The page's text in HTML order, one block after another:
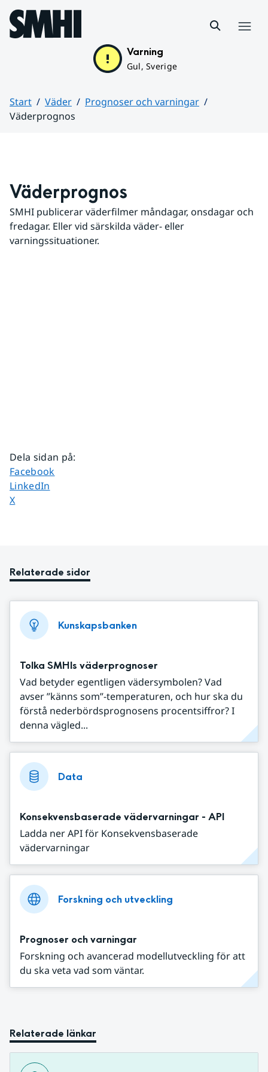
Hoppa till sidans innehåll
Varning
Gul, Sverige
Start Väder
Prognoser och varningar
Väderprognos
Väderprognos
SMHI publicerar väderfilmer måndagar, onsdagar och
fredagar. Eller vid särskilda väder- eller
varningssituationer.
Dela sidan på:
Dela sidan på
Facebook
Dela sidan på
LinkedIn
Dela sidan på
X
Relaterade sidor
Kunskapsbanken
Tolka SMHIs väderprognoser
Vad betyder egentligen vädersymbolen? Vad
avser ”känns som”-temperaturen, och hur ska du
förstå nederbördsprognosens procentsiffror? I
denna vägled...
Data
Konsekvensbaserade vädervarningar - API
Ladda ner API för Konsekvensbaserade
vädervarningar
Forskning och utveckling
Prognoser och varningar
Forskning och avancerad modellutveckling för att
du ska veta vad som väntar.
Relaterade länkar